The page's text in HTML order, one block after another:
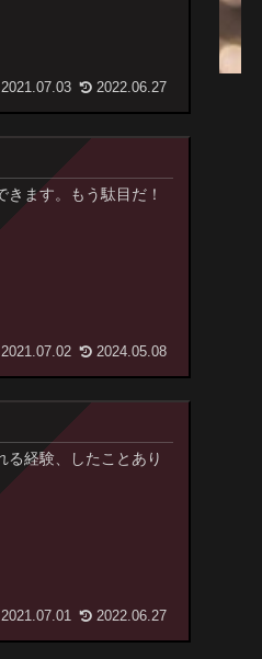
2021.07.03 2022.06.27
ます。もう駄目だ！
2021.07.02 2024.05.08
る経験、したことあり
2021.07.01 2022.06.27